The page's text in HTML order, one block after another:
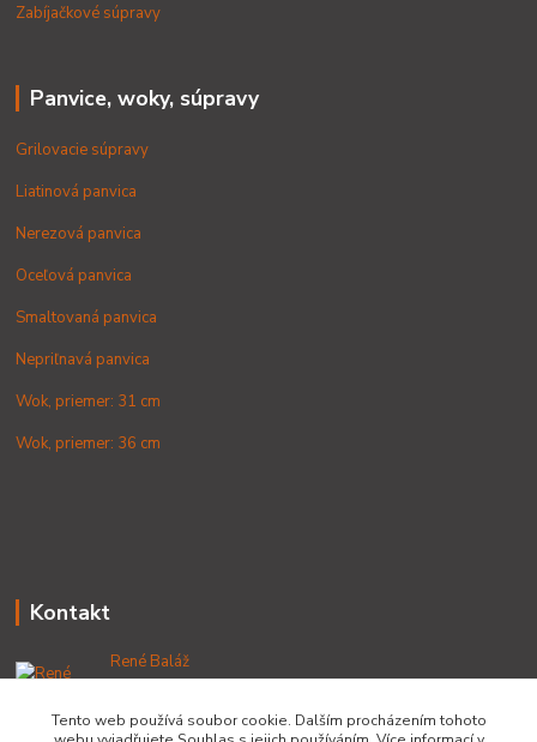
Zabíjačkové súpravy
Panvice, woky, súpravy
Grilovacie súpravy
Liatinová panvica
Nerezová panvica
Oceľová panvica
Smaltovaná panvica
Nepriľnavá panvica
Wok, priemer: 31 cm
Wok, priemer: 36 cm
Kontakt
René Baláž
+421 902 212 007
od 8:00 - do 16:00 hod
Tento web používá soubor cookie. Dalším procházením tohoto